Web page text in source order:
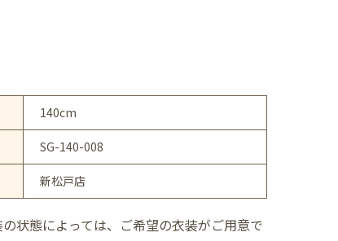
140cm
SG-140-008
新松戸店
状態によっては、ご希望の衣装がご用意で